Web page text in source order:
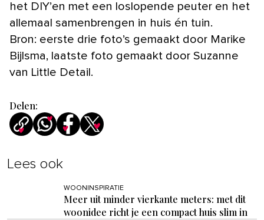
het DIY’en met een loslopende peuter en het
allemaal samenbrengen in huis én tuin.
Bron: eerste drie foto’s gemaakt door Marike
Bijlsma, laatste foto gemaakt door Suzanne
van Little Detail.
Delen:
Lees ook
WOONINSPIRATIE
Meer uit minder vierkante meters: met dit
woonidee richt je een compact huis slim in